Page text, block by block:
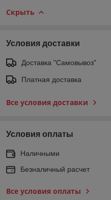
Скрыть
Условия доставки
Доставка "Самовывоз"
Платная доставка
Все условия доставки
Условия оплаты
Наличными
Безналичный расчет
Все условия оплаты